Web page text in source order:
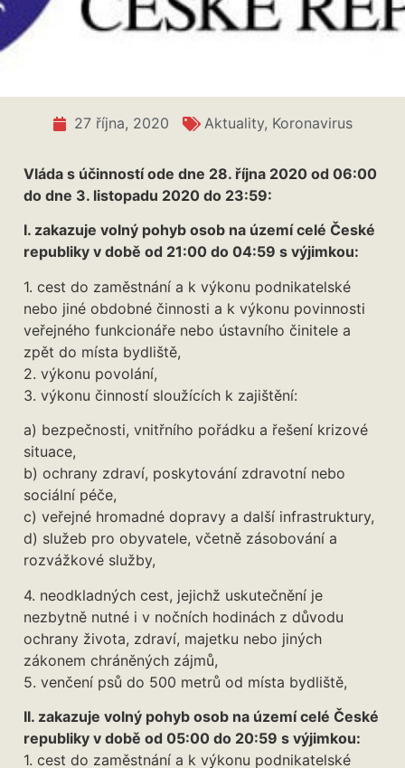
27 října, 2020 Aktuality, Koronavirus
Vláda s účinností ode dne 28. října 2020 od 06:00
do dne 3. listopadu 2020 do 23:59:
I. zakazuje volný pohyb osob na území celé České
republiky v době od 21:00 do 04:59 s výjimkou:
1. cest do zaměstnání a k výkonu podnikatelské
nebo jiné obdobné činnosti a k výkonu povinnosti
veřejného funkcionáře nebo ústavního činitele a
zpět do místa bydliště,
2. výkonu povolání,
3. výkonu činností sloužících k zajištění:
a) bezpečnosti, vnitřního pořádku a řešení krizové
situace,
b) ochrany zdraví, poskytování zdravotní nebo
sociální péče,
c) veřejné hromadné dopravy a další infrastruktury,
d) služeb pro obyvatele, včetně zásobování a
rozvážkové služby,
4. neodkladných cest, jejichž uskutečnění je
nezbytně nutné i v nočních hodinách z důvodu
ochrany života, zdraví, majetku nebo jiných
zákonem chráněných zájmů,
5. venčení psů do 500 metrů od místa bydliště,
II. zakazuje volný pohyb osob na území celé České
republiky v době od 05:00 do 20:59 s výjimkou:
1. cest do zaměstnání a k výkonu podnikatelské